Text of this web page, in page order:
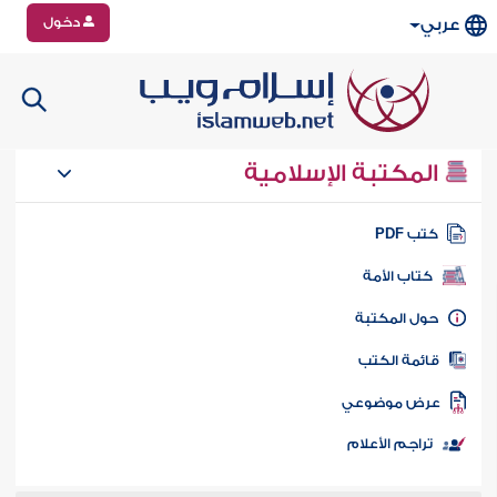
عربي دخول
المكتبة الإسلامية
كتب PDF
كتاب الأمة
المكتبة
الكتب
موضوعي